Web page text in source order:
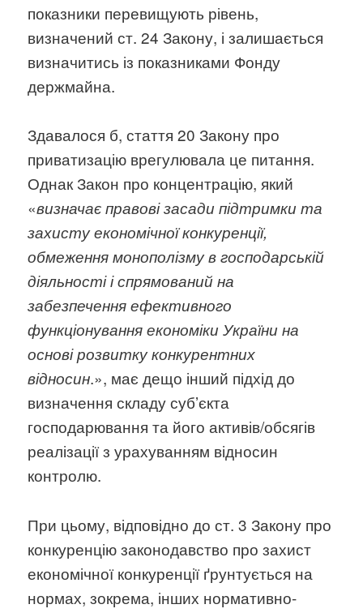
показники перевищують рівень,
визначений ст. 24 Закону, і залишається
визначитись із показниками Фонду
держмайна.
Здавалося б, стаття 20 Закону про
приватизацію врегулювала це питання.
Однак Закон про концентрацію, який
«визначає правові засади підтримки та
захисту економічної конкуренції,
обмеження монополізму в господарській
діяльності і спрямований на
забезпечення ефективного
функціонування економіки України на
основі розвитку конкурентних
відносин.», має дещо інший підхід до
визначення складу субʼєкта
господарювання та його активів/обсягів
реалізації з урахуванням відносин
контролю.
При цьому, відповідно до ст. 3 Закону про
конкуренцію законодавство про захист
економічної конкуренції ґрунтується на
нормах, зокрема, інших нормативно-